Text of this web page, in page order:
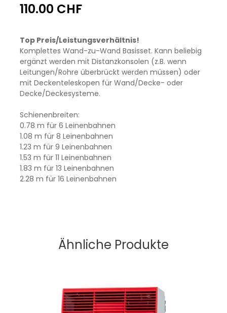
110.00 CHF
Top Preis/Leistungsverhältnis!
Komplettes Wand-zu-Wand Basisset. Kann beliebig
ergänzt werden mit Distanzkonsolen (z.B. wenn
Leitungen/Rohre überbrückt werden müssen) oder
mit Deckenteleskopen für Wand/Decke- oder
Decke/Deckesysteme.
Schienenbreiten:
0.78 m für 6 Leinenbahnen
1.08 m für 8 Leinenbahnen
1.23 m für 9 Leinenbahnen
1.53 m für 11 Leinenbahnen
1.83 m für 13 Leinenbahnen
2.28 m für 16 Leinenbahnen
Ähnliche Produkte